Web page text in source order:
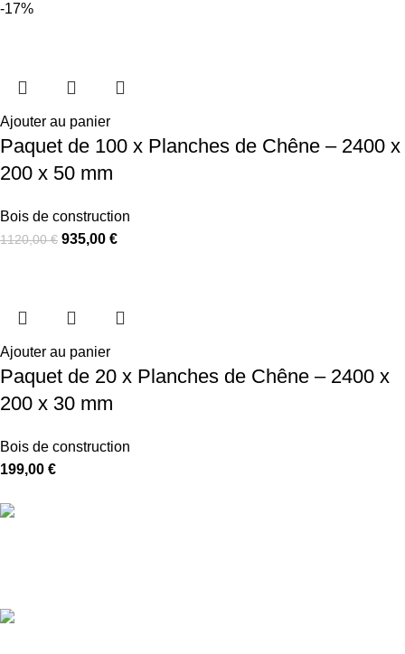
-17%
Ajouter au panier
Paquet de 100 x Planches de Chêne – 2400 x
200 x 50 mm
Bois de construction
1120,00€ 935,00 €
Ajouter au panier
Paquet de 20 x Planches de Chêne – 2400 x
200 x 30 mm
Bois de construction
199,00 €